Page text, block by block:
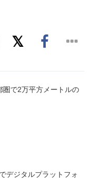
圏で2万平方メートルの
デジタルプラットフォ